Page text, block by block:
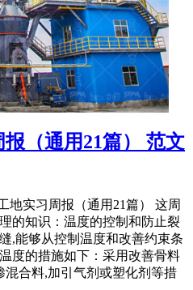
（通用21篇） 范文
地实习周报（通用21篇） 这周
的知识：温度的控制和防止裂
,能够从控制温度和改善约束条
度的措施如下：采用改善骨料
混合料,加引气剂或塑化剂等措